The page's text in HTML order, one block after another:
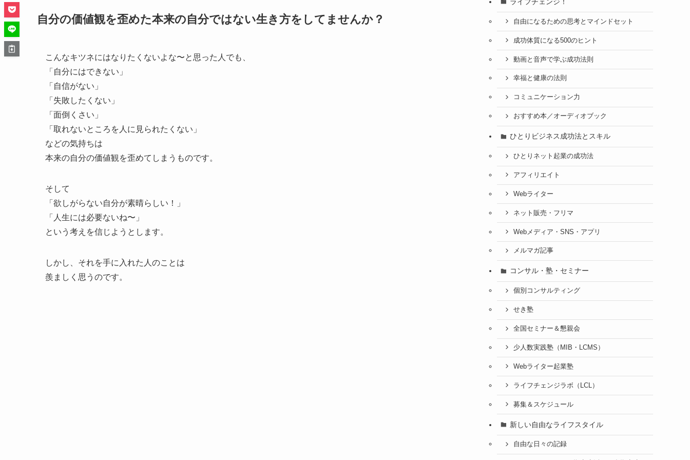
自分の価値観を歪めた本来の自分ではない生き方をしてませんか？
こんなキツネにはなりたくないよな〜と思った人でも、
「自分にはできない」
「自信がない」
「失敗したくない」
「面倒くさい」
「取れないところを人に見られたくない」
などの気持ちは
本来の自分の価値観を歪めてしまうものです。
そして
「欲しがらない自分が素晴らしい！」
「人生には必要ないね〜」
という考えを信じようとします。
しかし、それを手に入れた人のことは
羨ましく思うのです。
自由になるための思考とマインドセット
成功体質になる500のヒント
動画と音声で学ぶ成功法則
幸福と健康の法則
コミュニケーション力
おすすめ本／オーディオブック
ひとりビジネス成功法とスキル
ひとりネット起業の成功法
アフィリエイト
Webライター
ネット販売・フリマ
Webメディア・SNS・アプリ
メルマガ記事
コンサル・塾・セミナー
個別コンサルティング
せき塾
全国セミナー＆懇親会
少人数実践塾（MIB・LCMS）
Webライター起業塾
ライフチェンジラボ（LCL）
募集＆スケジュール
新しい自由なライフスタイル
自由な日々の記録